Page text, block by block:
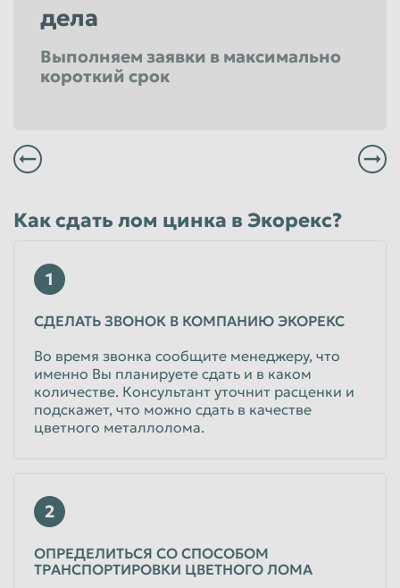
дела
Выполняем заявки в максимально
короткий срок
Как сдать лом цинка в Экорекс?
1
СДЕЛАТЬ ЗВОНОК В КОМПАНИЮ ЭКОРЕКС
Во время звонка сообщите менеджеру, что
именно Вы планируете сдать и в каком
количестве. Консультант уточнит расценки и
подскажет, что можно сдать в качестве
цветного металлолома.
2
ОПРЕДЕЛИТЬСЯ СО СПОСОБОМ
ТРАНСПОРТИРОВКИ ЦВЕТНОГО ЛОМА